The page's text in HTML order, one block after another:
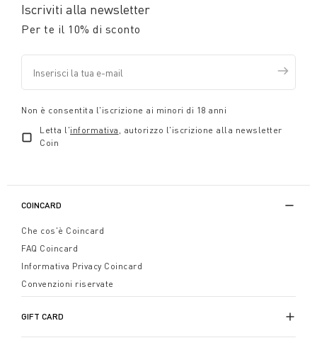
Iscriviti alla newsletter
Per te il 10% di sconto
Non è consentita l'iscrizione ai minori di 18 anni
Letta l'informativa , autorizzo l'iscrizione alla newsletter
Coin
COINCARD
Che cos'è Coincard
FAQ Coincard
Informativa Privacy Coincard
Convenzioni riservate
GIFT CARD